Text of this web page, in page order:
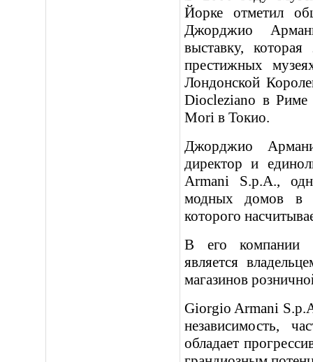
Йорке отметил
Джорджио
выставку,
престижных
Лондонской
Diocleziano в Риме
Mori в Токио.
Джорджио
директор и
Armani S.p.A.,
модных домов в
которого
В его компании
является
магазинов
Giorgio Armani
независимость,
обладает